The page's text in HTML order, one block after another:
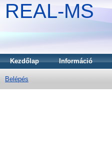
REAL-MS
Kezdőlap Információ
Belépés